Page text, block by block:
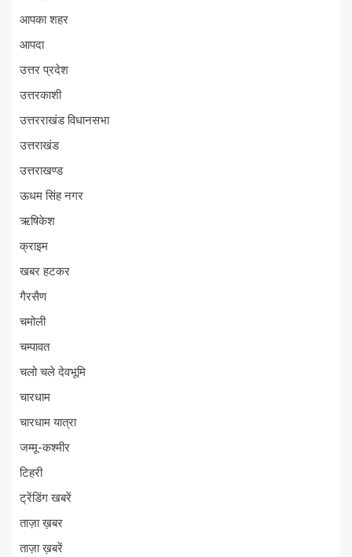
आपका शहर
आपदा
उत्तर प्रदेश
उत्तरकाशी
उत्तरराखंड विधानसभा
उत्तराखंड
उत्तराखण्ड
ऊधम सिंह नगर
ऋषिकेश
क्राइम
खबर हटकर
गैरसैण
चमोली
चम्पावत
चलो चले देवभूमि
चारधाम
चारधाम यात्रा
जम्मू-कश्मीर
टिहरी
ट्रेंडिंग खबरें
ताज़ा ख़बर
ताज़ा ख़बरें